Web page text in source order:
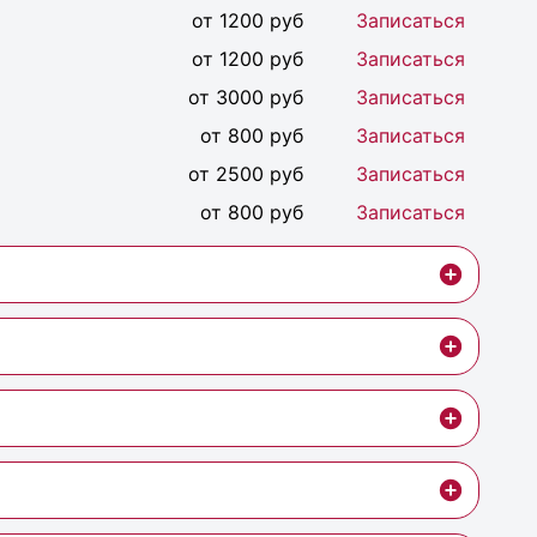
от 1200 руб
Записаться
от 1200 руб
Записаться
от 3000 руб
Записаться
от 800 руб
Записаться
от 2500 руб
Записаться
от 800 руб Записаться